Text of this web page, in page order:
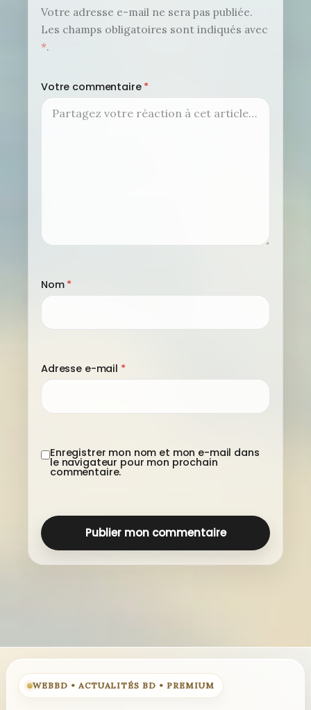
Votre adresse e-mail ne sera pas publiée.
Les champs obligatoires sont indiqués avec
*.
Votre commentaire *
Nom *
Adresse e-mail *
Enregistrer mon nom et mon e-mail dans
le navigateur pour mon prochain
commentaire.
WEBBD • ACTUALITÉS BD • PREMIUM